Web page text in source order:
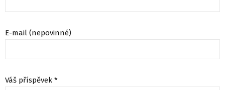
E-mail (nepovinné)
Váš příspěvek *